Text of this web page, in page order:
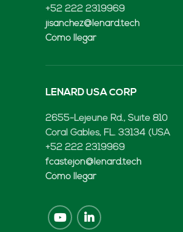
+52 222 2319969
jisanchez@lenard.tech
Cómo llegar
LENARD USA CORP
2655-Lejeune Rd., Suite 810
Coral Gables, FL. 33134 (USA
+52 222 2319969
fcastejon@lenard.tech
Cómo llegar